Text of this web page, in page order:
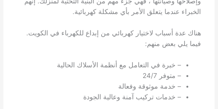
الخبراء عندما يتعلق الأمر بأي مشكلة كهربائية.
هناك عدة أسباب لاختيار كهربائي من إبداع للكهرباء في الكويت.
فيما يلي بعض منهم:
– خبرة في التعامل مع أنظمة الأسلاك الحالية
– متوفر 24/7
– خدمة موثوقة وفعالة
– خدمات تركيب آمنة وعالية الجودة